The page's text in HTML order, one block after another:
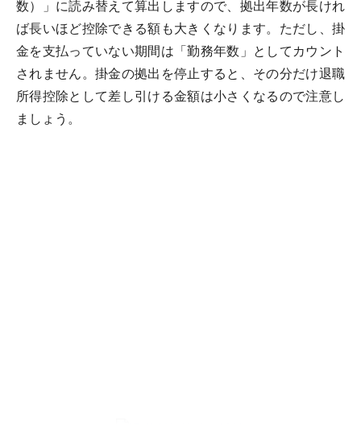
数）」に読み替えて算出しますので、拠出年数が長けれ
ば長いほど控除できる額も大きくなります。ただし、掛
金を支払っていない期間は「勤務年数」としてカウント
されません。掛金の拠出を停止すると、その分だけ退職
所得控除として差し引ける金額は小さくなるので注意し
ましょう。